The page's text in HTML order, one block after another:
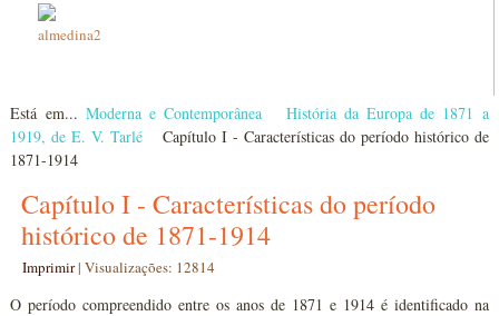
Está em... Moderna e Contemporânea
História da Europa de 1871 a
1919, de E. V. Tarlé
Capítulo I - Características do período histórico de
1871-1914
Capítulo I - Características do período
histórico de 1871-1914
Imprimir|Visualizações: 12814
O período compreendido entre os anos de 1871 e 1914 é identificado na